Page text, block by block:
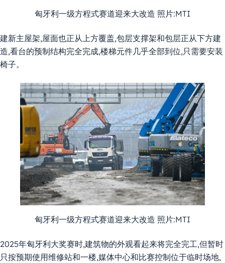
匈牙利一级方程式赛道迎来大改造 照片:MTI
建新主屋架,屋面也正从上方覆盖,包层支撑架和包层正从下方建
造,看台的预制结构完全完成,楼梯元件几乎全部到位,只需要安装
椅子。
匈牙利一级方程式赛道迎来大改造 照片:MTI
2025年匈牙利大奖赛时,建筑物的外观看起来将完全完工,但暂时
只按预期使用维修站和一楼,媒体中心和比赛控制位于临时场地,